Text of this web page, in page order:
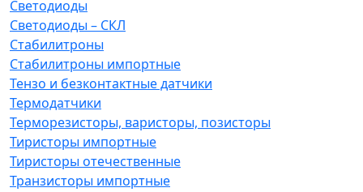
Светодиоды
Светодиоды – СКЛ
Стабилитроны
Стабилитроны импортные
Тензо и безконтактные датчики
Термодатчики
Терморезисторы, варисторы, позисторы
Тиристоры импортные
Тиристоры отечественные
Транзисторы импортные